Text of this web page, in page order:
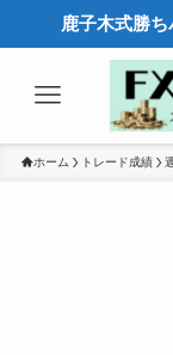
鹿子木式勝
ホーム トレード成績